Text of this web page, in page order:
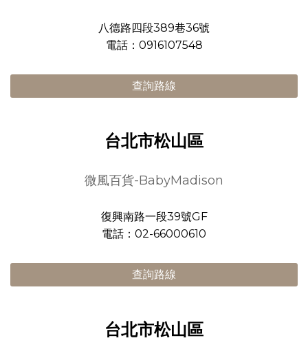
八德路四段389巷36號
電話：0916107548
查詢路線
台北市松山區
微風百貨-BabyMadison
復興南路一段39號GF
電話：02-66000610
查詢路線
台北市松山區